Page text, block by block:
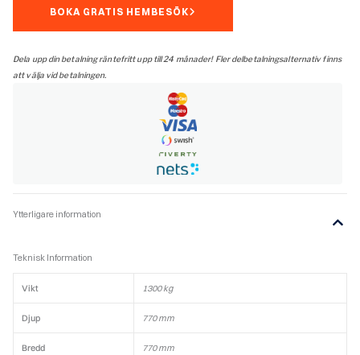
BOKA GRATIS HEMBESÖK
Dela upp din betalning räntefritt upp till 24 månader! Fler delbetalningsalternativ finns
att välja vid betalningen.
Ytterligare information
Teknisk Information
Vikt 1300 kg
Djup 770 mm
Bredd 770 mm